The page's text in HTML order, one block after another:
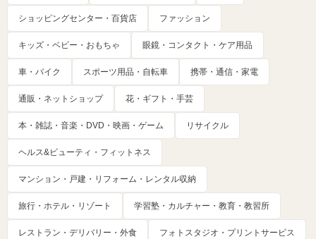
ショッピングセンター・百貨店 ファッション
キッズ・ベビー・おもちゃ 眼鏡・コンタクト・ケア用品
車・バイク スポーツ用品・自転車 携帯・通信・家電
通販・ネットショップ 花・ギフト・手芸
本・雑誌・音楽・DVD・映画・ゲーム リサイクル
ヘルス&ビューティ・フィットネス
マンション・戸建・リフォーム・レンタル収納
旅行・ホテル・リゾート 学習塾・カルチャー・教育・教習所
レストラン・デリバリー・外食 フォトスタジオ・プリントサービス